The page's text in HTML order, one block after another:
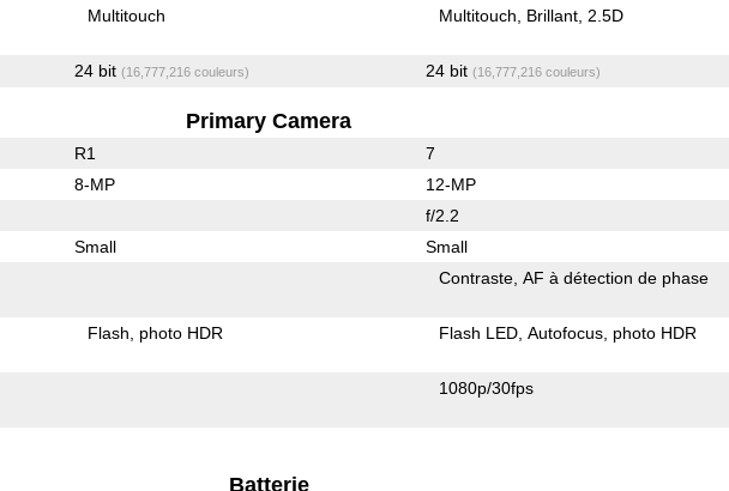
Multitouch Multitouch Brillant 2.5D
24 bit (16,777,216 couleurs) 24 bit (16,777,216 couleurs)
Primary Camera
R1 7
8-MP 12-MP
f/2.2
Small Small
Contraste AF à détection de phase
Flash photo HDR Flash LED Autofocus photo HDR
1080p/30fps
Batterie